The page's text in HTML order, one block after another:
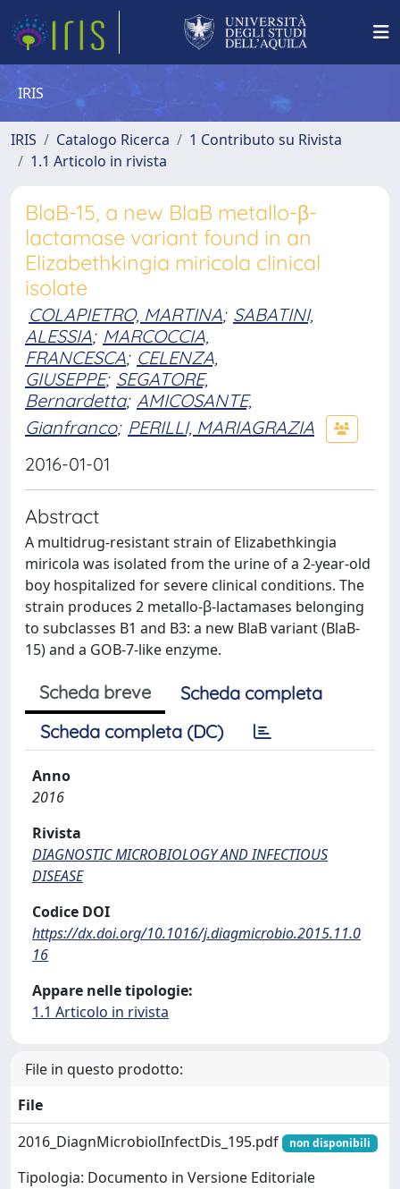
IRIS
IRIS Catalogo Ricerca
1 Contributo su Rivista
1.1 Articolo in rivista
BlaB-15, a new BlaB metallo-β-
lactamase variant found in an
Elizabethkingia miricola clinical
isolate
COLAPIETRO, MARTINA; SABATINI,
ALESSIA; MARCOCCIA,
FRANCESCA; CELENZA,
GIUSEPPE; SEGATORE,
Bernardetta; AMICOSANTE,
Gianfranco; PERILLI, MARIAGRAZIA
2016-01-01
Abstract
A multidrug-resistant strain of Elizabethkingia
miricola was isolated from the urine of a 2-year-old
boy hospitalized for severe clinical conditions. The
strain produces 2 metallo-β-lactamases belonging
to subclasses B1 and B3: a new BlaB variant (BlaB-
15) and a GOB-7-like enzyme.
Scheda breve
Scheda completa
Scheda completa (DC)
Anno
2016
Rivista
DIAGNOSTIC MICROBIOLOGY AND INFECTIOUS
DISEASE
Codice DOI
https://dx.doi.org/10.1016/j.diagmicrobio.2015.11.0
16
Appare nelle tipologie:
1.1 Articolo in rivista
File in questo prodotto:
File
2016_DiagnMicrobiolInfectDis_195.pdf
non disponibili
Tipologia: Documento in Versione Editoriale